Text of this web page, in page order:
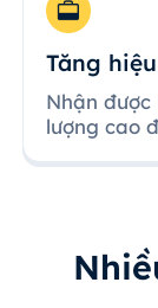
Tăng
Nhận
lượng cao